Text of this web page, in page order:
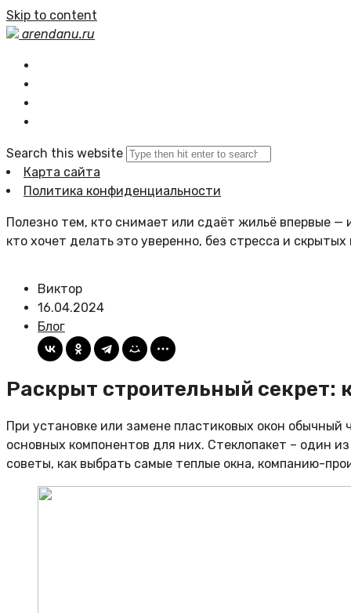
Skip to content
arendanu.ru
Search this website
Карта сайта
Политика конфиденциальности
Полезно тем, кто снимает или сдаёт жильё впервые —
кто хочет делать это уверенно, без стресса и
Виктор
16.04.2024
Блог
Раскрыт строительный секрет:
При установке или замене пластиковых окон обычный
основных компонентов для них. Стеклопакет – один
советы, как выбрать самые теплые окна, компанию-